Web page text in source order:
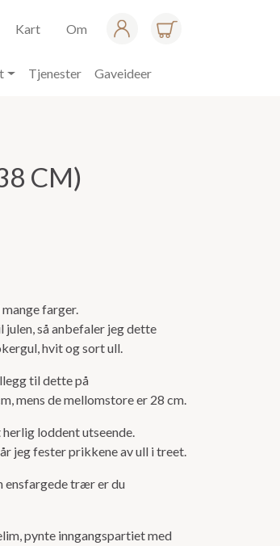
Kart Om
Tjenester Gaveideer
CM)
farger.
så anbefaler jeg dette
hvit og sort ull.
til dette på
mens de mellomstore er 28 cm.
loddent utseende.
jeg fester prikkene av ull i treet.
ensfargede trær er du
pynte inngangspartiet med